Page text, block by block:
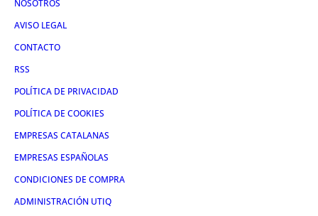
NOSOTROS
AVISO LEGAL
CONTACTO
RSS
POLÍTICA DE PRIVACIDAD
POLÍTICA DE COOKIES
EMPRESAS CATALANAS
EMPRESAS ESPAÑOLAS
CONDICIONES DE COMPRA
ADMINISTRACIÓN UTIQ